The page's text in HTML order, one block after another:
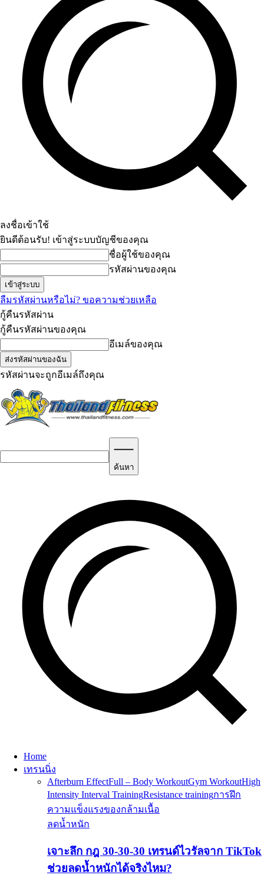
ลงชื่อเข้าใช้
ยินดีต้อนรับ! เข้าสู่ระบบบัญชีของคุณ
ชื่อผู้ใช้ของคุณ
รหัสผ่านของคุณ
ลืมรหัสผ่านหรือไม่? ขอความช่วยเหลือ
กู้คืนรหัสผ่าน
กู้คืนรหัสผ่านของคุณ
อีเมล์ของคุณ
รหัสผ่านจะถูกอีเมล์ถึงคุณ
ค้นหา
Home
เทรนนิ่ง
Afterburn EffectFull – Body WorkoutGym WorkoutHigh
Intensity Interval TrainingResistance trainingการฝึก
ความแข็งแรงของกล้ามเนื้อ
ลดน้ำหนัก
เจาะลึก กฎ 30-30-30 เทรนด์ไวรัลจาก TikTok
ช่วยลดน้ำหนักได้จริงไหม?